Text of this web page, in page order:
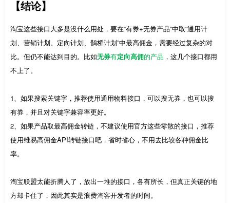
【结论】
淘宝这些接口大多是没什么用处，要在“有券+无券产品”中取“通用计
划、营销计划、定向计划、鹊桥计划”中最高佣金，需要经过复杂的对
比。但仍不能达到目的。比如无券有定向高佣的产品 ，这几个接口都用
不上了。
1、如果搜索关键字，推荐使用通用物料接口，可以搜无券，也可以搜
有券，并且对关键字兼容率更好。
2、如果产品取最高佣金转链，不建议使用官方这些零散的接口，推荐
使用维易高佣金API转链接口吧，省时省心，不用去比较各种佣金比
率。
淘宝联盟太能折腾人了，放出一堆的接口，各有所长，但真正关键的地
方却卡住了，因此其实是浪费淘客开发者的时间。